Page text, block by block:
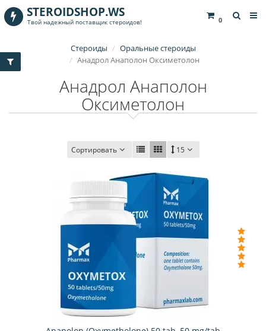
0
STEROIDSHOP.WS
Твой надежный поставщик стероидов!
Стероиды
Оральные стероиды
Анадрол Анаполон Оксиметолон
Анадрол Анаполон
Оксиметолон
Сортировать 15